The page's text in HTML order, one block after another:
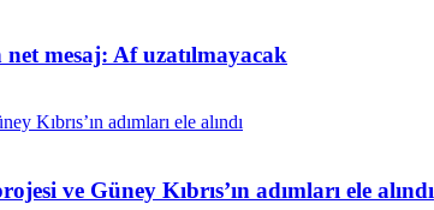
mesaj: Af uzatılmayacak
ve Güney Kıbrıs’ın adımları ele alındı